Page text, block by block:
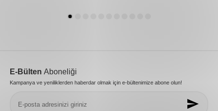
E-Bülten Aboneliği
Kampanya ve yeniliklerden haberdar olmak için e-bültenimize abone olun!